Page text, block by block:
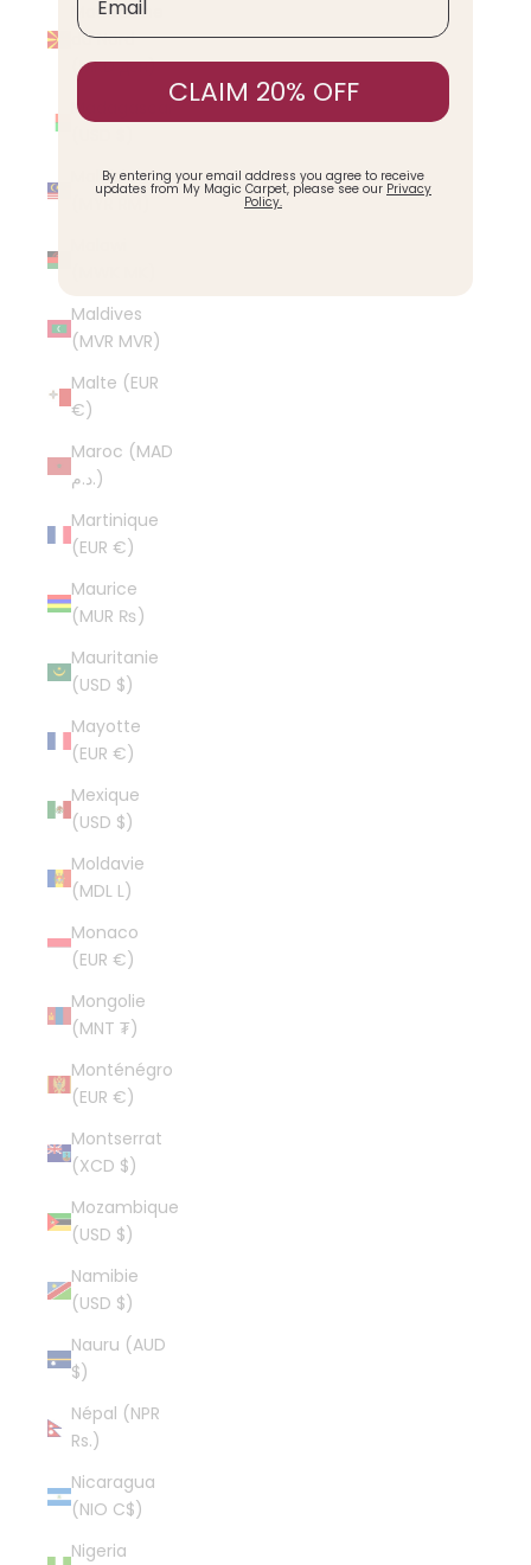
Macédoine
du Nord
(MKD ден)
Madagascar
Malaisie
(MYR RM)
Maldives
(MVR MVR)
Malte (EUR
€)
Maroc (MAD
د.م.)
Martinique
(EUR €)
Maurice
(MUR ₨)
Mauritanie
(USD $)
Mayotte
(EUR €)
Mexique
(USD $)
Moldavie
(MDL L)
Monaco
(EUR €)
Mongolie
(MNT ₮)
Monténégro
(EUR €)
Montserrat
(XCD $)
Mozambique
(USD $)
Namibie
(USD $)
Nauru (AUD
$)
Népal (NPR
Rs.)
Nicaragua
(NIO C$)
Nigeria
CLAIM 20% OFF
By entering your email address you agree to receive
updates from My Magic Carpet, please see our Privacy
Policy.